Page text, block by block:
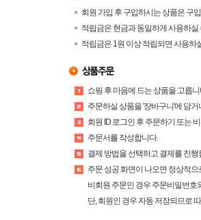
회원 가입 후 구입하시는 상품은 구
적립금은 현금과 동일하게 사용하실
적립금은 1원 이상 적립되면 사용하
쇼핑 후 마음에 드는 상품을 고릅니
주문하실 상품을 '장바구니'에 담
회원 ID 로그인 후 주문하기 또는
주문서를 작성합니다.
결제 방법을 선택하고 결제를 진행
주문 성공 화면이 나오면 정상적
비회원 주문인 경우 주문비밀번호
단, 회원인 경우 자동 저장되므로